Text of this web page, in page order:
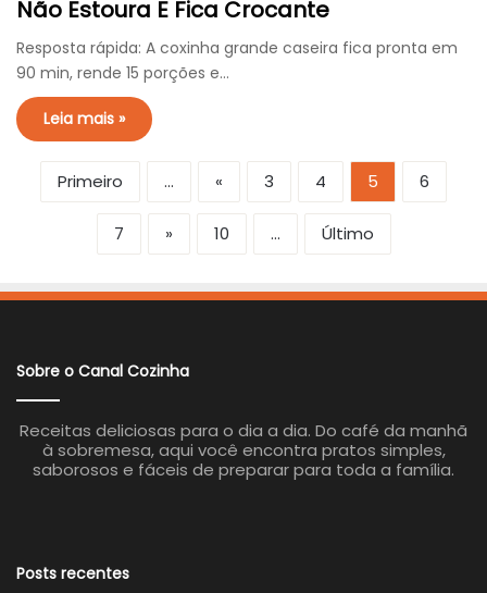
Não Estoura E Fica Crocante
Resposta rápida: A coxinha grande caseira fica pronta em
90 min, rende 15 porções e…
Leia mais »
Primeiro ... « 3 4 5 6
7 » 10 ... Último
Sobre o Canal Cozinha
Receitas deliciosas para o dia a dia. Do café da manhã
à sobremesa, aqui você encontra pratos simples,
saborosos e fáceis de preparar para toda a família.
Posts recentes